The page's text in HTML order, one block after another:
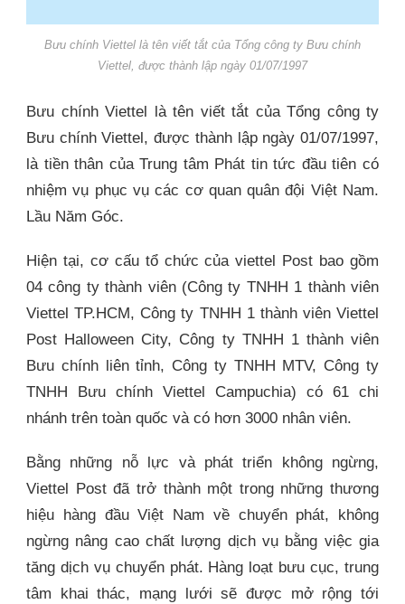
Bưu chính Viettel là tên viết tắt của Tổng công ty Bưu chính
Viettel, được thành lập ngày 01/07/1997
Bưu chính Viettel là tên viết tắt của Tổng công ty
Bưu chính Viettel, được thành lập ngày 01/07/1997,
là tiền thân của Trung tâm Phát tin tức đầu tiên có
nhiệm vụ phục vụ các cơ quan quân đội Việt Nam.
Lầu Năm Góc.
Hiện tại, cơ cấu tổ chức của viettel Post bao gồm
04 công ty thành viên (Công ty TNHH 1 thành viên
Viettel TP.HCM, Công ty TNHH 1 thành viên Viettel
Post Halloween City, Công ty TNHH 1 thành viên
Bưu chính liên tỉnh, Công ty TNHH MTV, Công ty
TNHH Bưu chính Viettel Campuchia) có 61 chi
nhánh trên toàn quốc và có hơn 3000 nhân viên.
Bằng những nỗ lực và phát triển không ngừng,
Viettel Post đã trở thành một trong những thương
hiệu hàng đầu Việt Nam về chuyển phát, không
ngừng nâng cao chất lượng dịch vụ bằng việc gia
tăng dịch vụ chuyển phát. Hàng loạt bưu cục, trung
tâm khai thác, mạng lưới sẽ được mở rộng tới